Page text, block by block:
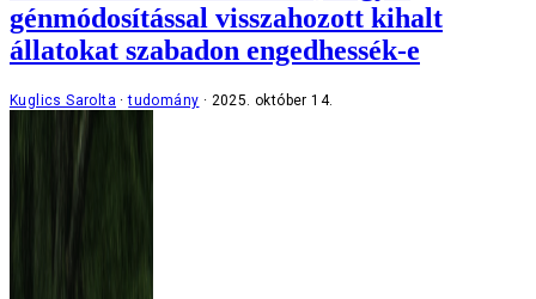
génmódosítással visszahozott kihalt
állatokat szabadon engedhessék-e
Kuglics Sarolta tudomány 2025. október 14.